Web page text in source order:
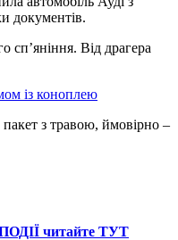
документів.
сп’яніння. Від драгера
з травою, ймовірно –
читайте ТУТ